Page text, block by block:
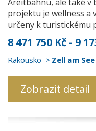
projektu je wellness a
určeny k turistickému
8 471 750 Kč - 9
Rakousko Zell am
Zobrazit detail